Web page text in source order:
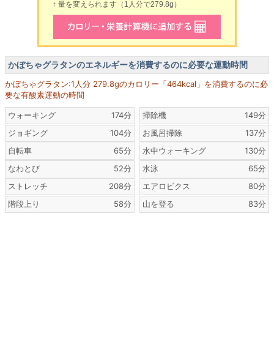
↑ 量を変えられます（1人分で279.8g）
かぼちゃグラタンのエネルギーを消費するのに必要な運動時間
かぼちゃグラタン:1人分 279.8gのカロリー「464kcal」を消費するのに必
要な有酸素運動の時間
ウォーキング
174分
ジョギング
104分
自転車
65分
なわとび
52分
ストレッチ
208分
階段上り
58分
掃除機
149分
お風呂掃除
137分
水中ウォーキング
130分
水泳
65分
エアロビクス
80分
山を登る
83分